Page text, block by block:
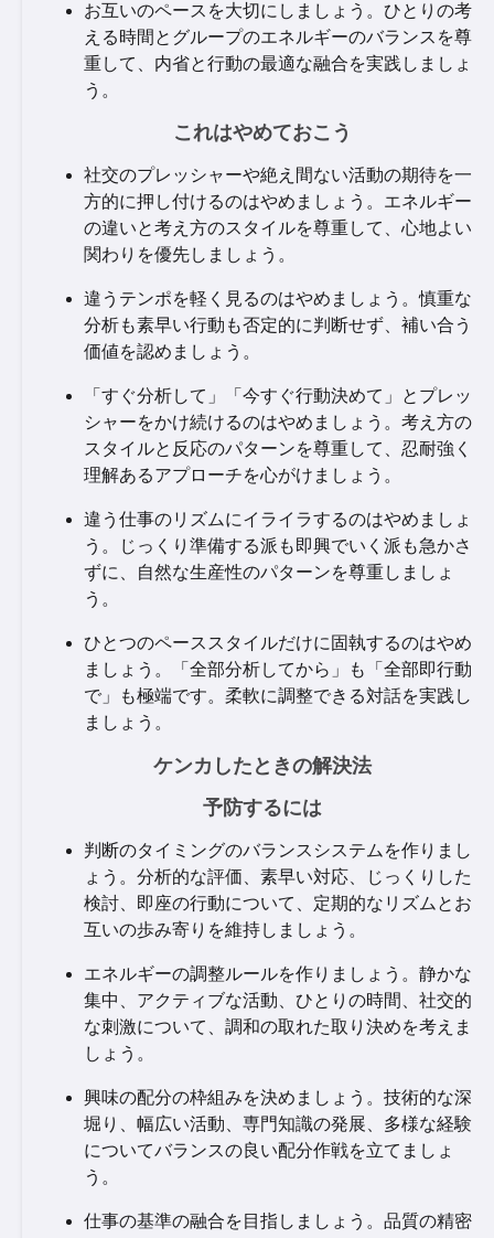
お互いのペースを大切にしましょう。ひとりの考
える時間とグループのエネルギーのバランスを尊
重して、内省と行動の最適な融合を実践しましょ
う。
これはやめておこう
社交のプレッシャーや絶え間ない活動の期待を一
方的に押し付けるのはやめましょう。エネルギー
の違いと考え方のスタイルを尊重して、心地よい
関わりを優先しましょう。
違うテンポを軽く見るのはやめましょう。慎重な
分析も素早い行動も否定的に判断せず、補い合う
価値を認めましょう。
「すぐ分析して」「今すぐ行動決めて」とプレッ
シャーをかけ続けるのはやめましょう。考え方の
スタイルと反応のパターンを尊重して、忍耐強く
理解あるアプローチを心がけましょう。
違う仕事のリズムにイライラするのはやめましょ
う。じっくり準備する派も即興でいく派も急かさ
ずに、自然な生産性のパターンを尊重しましょ
う。
ひとつのペーススタイルだけに固執するのはやめ
ましょう。「全部分析してから」も「全部即行動
で」も極端です。柔軟に調整できる対話を実践し
ましょう。
ケンカしたときの解決法
予防するには
判断のタイミングのバランスシステムを作りまし
ょう。分析的な評価、素早い対応、じっくりした
検討、即座の行動について、定期的なリズムとお
互いの歩み寄りを維持しましょう。
エネルギーの調整ルールを作りましょう。静かな
集中、アクティブな活動、ひとりの時間、社交的
な刺激について、調和の取れた取り決めを考えま
しょう。
興味の配分の枠組みを決めましょう。技術的な深
堀り、幅広い活動、専門知識の発展、多様な経験
についてバランスの良い配分作戦を立てましょ
う。
仕事の基準の融合を目指しましょう。品質の精密